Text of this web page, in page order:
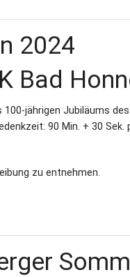
2024
Bad
jährigen Jubiläums
90 Min. + 30
zu entnehmen.